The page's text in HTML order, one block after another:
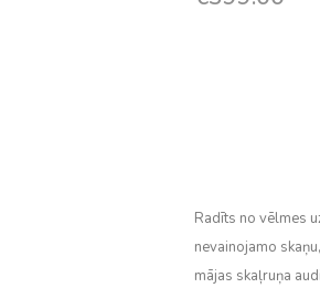
Radīts no vēlmes
nevainojamo
mājas skaļruņa